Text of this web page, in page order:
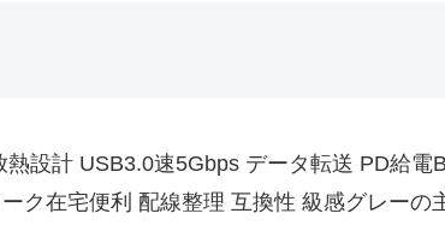
設計 USB3.0速5Gbps データ転送 PD給
ク在宅便利 配線整理 互換性 級感グレーの